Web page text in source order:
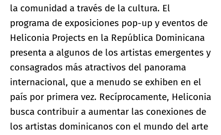
la comunidad a través de la cultura. El
programa de exposiciones pop-up y eventos de
Heliconia Projects en la República Dominicana
presenta a algunos de los artistas emergentes y
consagrados más atractivos del panorama
internacional, que a menudo se exhiben en el
país por primera vez. Recíprocamente, Heliconia
busca contribuir a aumentar las conexiones de
los artistas dominicanos con el mundo del arte